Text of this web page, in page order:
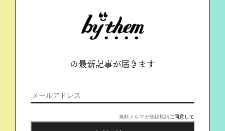
の最新記事が届きます
無料メルマガ登録規約に同意して